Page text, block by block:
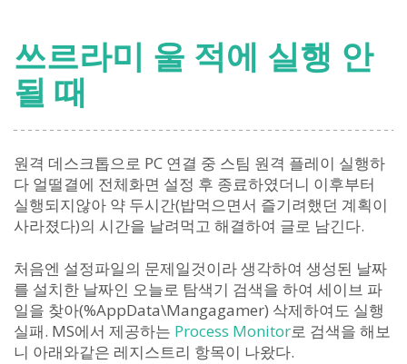
쓰르라미 울 적에 실행 안
될 때
원격 데스크톱으로 PC 연결 중 스팀 원격 플레이 실행하
다 얼떨결에 전체화면 설정 후 종료하였더니 이후부터
실행되지않아 약 두시간(밥먹으면서 즐기려했던 계획이
사라졌다)의 시간을 날려먹고 해결하여 글로 남긴다.
처음엔 설정파일의 문제일것이라 생각하여 생성된 날짜
를 설치한 날짜인 오늘로 탐색기 검색을 하여 세이브 파
일을 찾아(%AppData\Mangagamer) 삭제하여도 실행
실패. MS에서 제공하는 Process Monitor로 검색을 해보
니 아래와같은 레지스트리 항목이 나왔다.